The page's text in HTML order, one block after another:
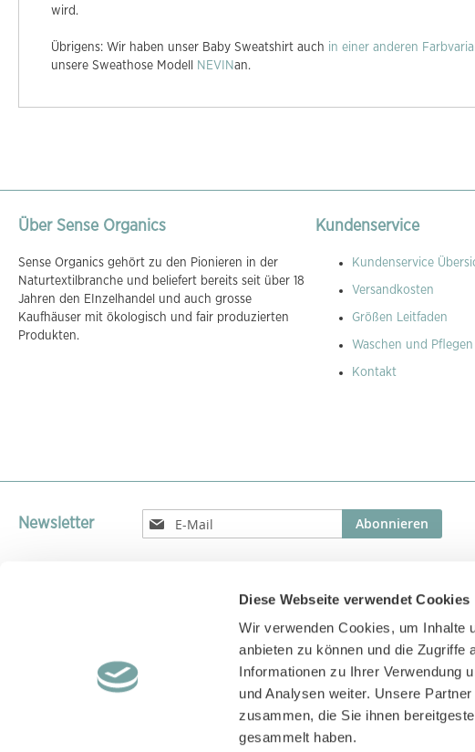
Diese Webseite verwendet Cookies
Wir verwenden Cookies, um Inhalte
anbieten zu können und die Zugriffe
Informationen zu Ihrer Verwendung
und Analysen weiter. Unsere
zusammen, die Sie ihnen
gesammelt haben.
wird.
Übrigens: Wir haben unser Baby Sweatshirt auch in einer anderen
unsere Sweathose Modell
NEVINan.
Über Sense Organics
Sense Organics gehört zu den Pionieren in der
Naturtextilbranche und beliefert bereits seit über 18
Jahren den EInzelhandel und auch grosse
Kaufhäuser mit ökologisch und fair produzierten
Produkten.
Kundenservice
Kundenservice
Versandkosten
Größen Leitfaden
Waschen und Pflegen
Kontakt
Newsletter
Melden
Sie
Abonnieren
Versand unserer Pakete mit GLS, DPD, UPS oder DHL